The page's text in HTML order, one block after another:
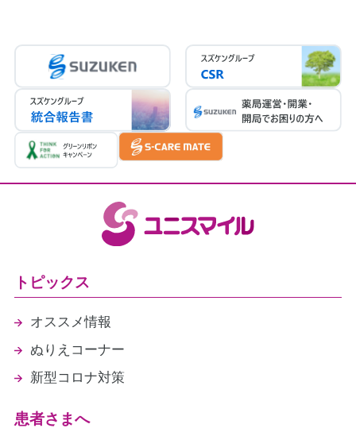
連携強化加算（5点）
医療DX推進体制整備加算１（10点）
かかりつけ薬剤師指導料（76点）
かかりつけ薬剤師包括管理料（291点）
在宅患者訪問薬剤管理指導料
医療情報取得加算（1点）
（2026年4月30日現在）
トピックス
オススメ情報
ぬりえコーナー
新型コロナ対策
患者さまへ